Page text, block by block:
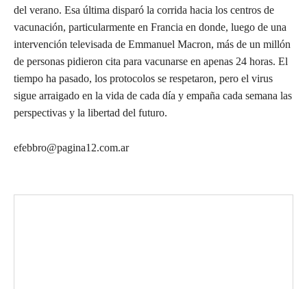
del verano. Esa última disparó la corrida hacia los centros de
vacunación, particularmente en Francia en donde, luego de una
intervención televisada de Emmanuel Macron, más de un millón
de personas pidieron cita para vacunarse en apenas 24 horas. El
tiempo ha pasado, los protocolos se respetaron, pero el virus
sigue arraigado en la vida de cada día y empaña cada semana las
perspectivas y la libertad del futuro.
efebbro@pagina12.com.ar